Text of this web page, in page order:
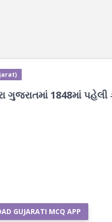
ગુજરાતમાં 1848માં
GUJARATI MCQ APP